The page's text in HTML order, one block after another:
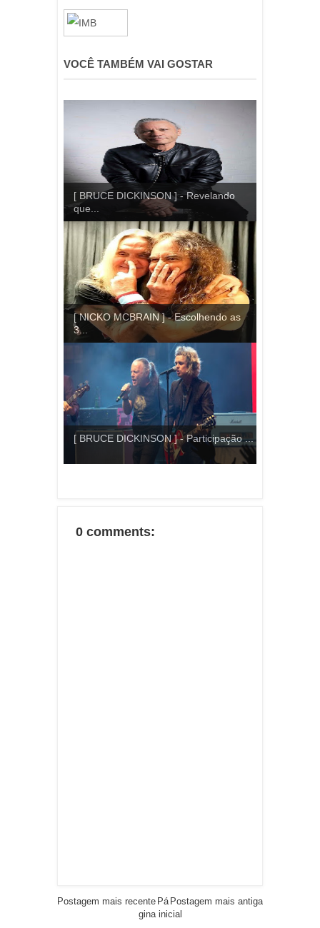
VOCÊ TAMBÉM VAI GOSTAR
[ BRUCE DICKINSON ] - Revelando
que...
[ NICKO MCBRAIN ] - Escolhendo as
3...
[ BRUCE DICKINSON ] - Participação ...
0 comments:
Postagem mais recente Postagem mais antiga
Pá
gina inicial